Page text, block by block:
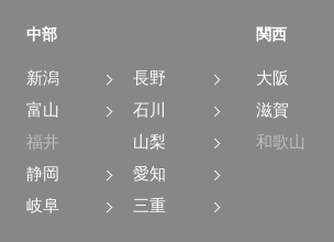
中部
新潟
長野
富山
石川
福井
山梨
静岡
愛知
岐阜
三重
関西
大阪
滋賀
和歌山